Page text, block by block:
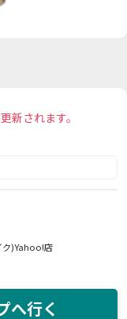
新されます。
ク)Yahoo!店
へ行く